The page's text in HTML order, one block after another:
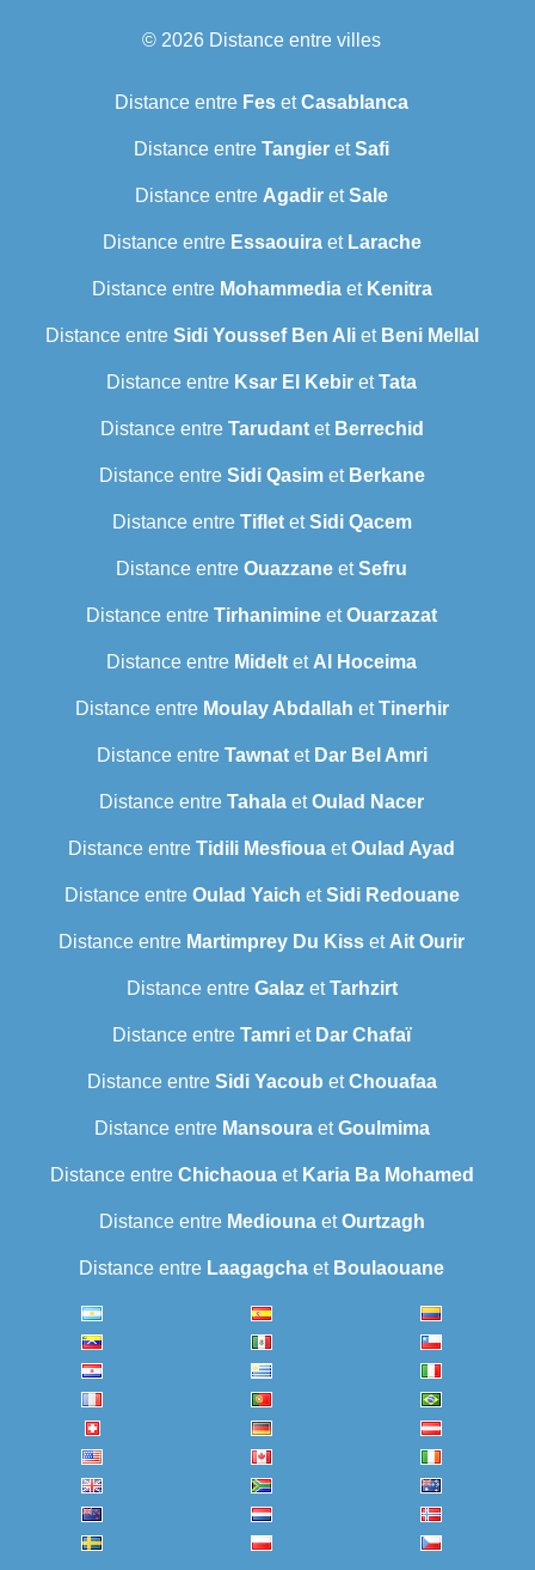
© 2026 Distance entre villes
Distance entre Fes etCasablanca
Distance entre Tangier etSafi
Distance entre Agadir etSale
Distance entre Essaouiraet Larache
Distance entre Mohammediaet Kenitra
Distance entre Sidi Youssef Ben Aliet Beni Mellal
Distance entre Ksar El Kebir etTata
Distance entre Tarudantet Berrechid
Distance entre Sidi Qasimet Berkane
Distance entre TifletetSidi Qacem
Distance entre Ouazzane etSefru
Distance entre Tirhanimine etOuarzazat
Distance entre Midelt et Al Hoceima
Distance entre Moulay Abdallah etTinerhir
Distance entre Tawnatet Dar Bel Amri
Distance entre Tahala etOulad Nacer
Distance entre Tidili Mesfioua etOulad Ayad
Distance entre Oulad Yaich etSidi Redouane
Distance entre Martimprey Du Kiss et Ait Ourir
Distance entre GalazetTarhzirt
Distance entre Tamri et Dar Chafaï
Distance entre Sidi Yacoub etChouafaa
Distance entre MansouraetGoulmima
Distance entre Chichaouaet Karia Ba Mohamed
Distance entre MediounaetOurtzagh
Distance entre Laagagcha et Boulaouane